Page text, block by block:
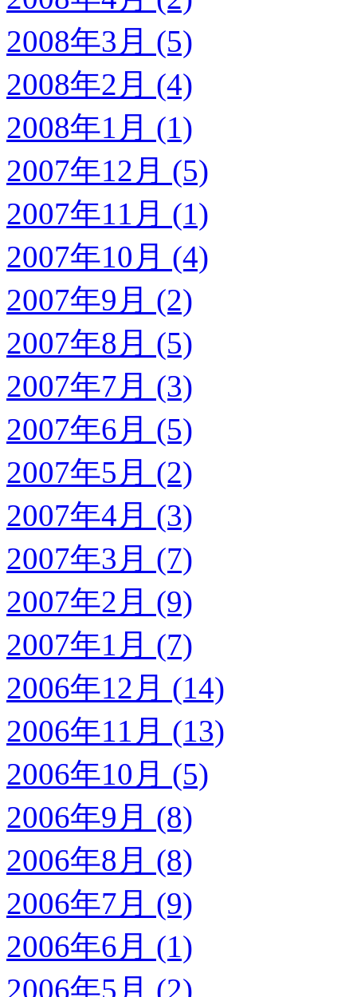
2008年3月 (5)
2008年2月 (4)
2008年1月 (1)
2007年12月 (5)
2007年11月 (1)
2007年10月 (4)
2007年9月 (2)
2007年8月 (5)
2007年7月 (3)
2007年6月 (5)
2007年5月 (2)
2007年4月 (3)
2007年3月 (7)
2007年2月 (9)
2007年1月 (7)
2006年12月 (14)
2006年11月 (13)
2006年10月 (5)
2006年9月 (8)
2006年8月 (8)
2006年7月 (9)
2006年6月 (1)
2006年5月 (2)